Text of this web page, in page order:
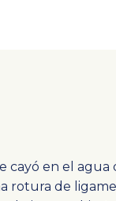
cayó en el
de